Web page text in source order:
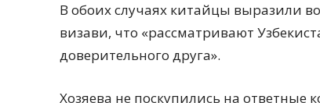
В обоих случаях китайцы выразили
визави, что «рассматривают
доверительного друга».
Хозяева не поскупились на ответные